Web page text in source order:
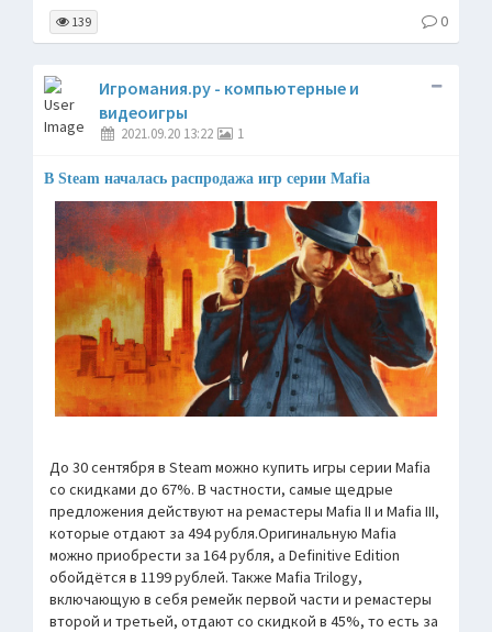
139 0
Игромания.ру - компьютерные и
видеоигры
2021.09.20 13:22 1
В Steam началась распродажа игр серии Mafia
До 30 сентября в Steam можно купить игры серии Mafia
со скидками до 67%. В частности, самые щедрые
предложения действуют на ремастеры Mafia II и Mafia III,
которые отдают за 494 рубля.Оригинальную Mafia
можно приобрести за 164 рубля, а Definitive Edition
обойдётся в 1199 рублей. Также Mafia Trilogy,
включающую в себя ремейк первой части и ремастеры
второй и третьей, отдают со скидкой в 45%, то есть за